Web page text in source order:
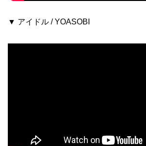
▼ アイドル / YOASOBI